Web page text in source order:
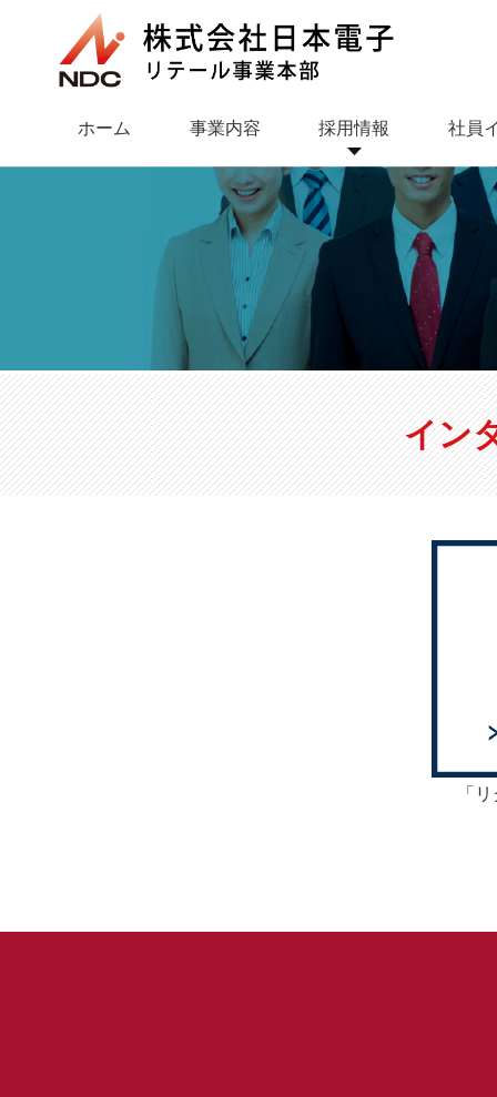
ホーム 事業内容 採用情報
業務内容 研修・社員教
採用担当者からの
社員インタ
社員
ドコモショップ 福重店
ドコモショッ
コート
イン
「